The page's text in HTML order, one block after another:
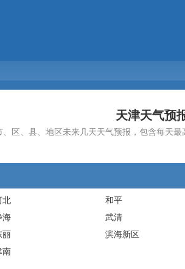
天津天气预
、区、县、地区未来几天天气预报，包含每天
北 和平
海 武清
丽 滨海新区
南